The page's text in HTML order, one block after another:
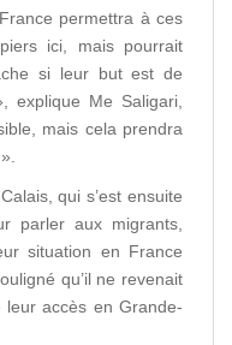
permettra à ces
ici, mais pourrait
si leur but est de
explique Me Saligari,
mais cela prendra
qui s’est ensuite
parler aux migrants,
situation en France
qu’il ne revenait
accès en Grande-